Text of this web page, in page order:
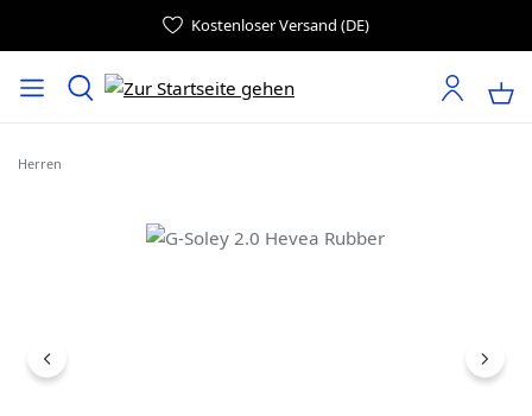
Kostenloser Versand (DE)
Herren
Bildergalerie überspringen